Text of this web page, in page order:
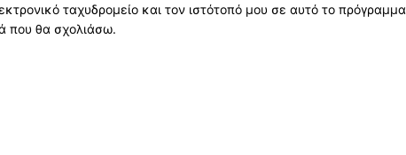
ταχυδρομείο και τον ιστότοπό μου σε αυτό το πρόγραμμα
που θα σχολιάσω.